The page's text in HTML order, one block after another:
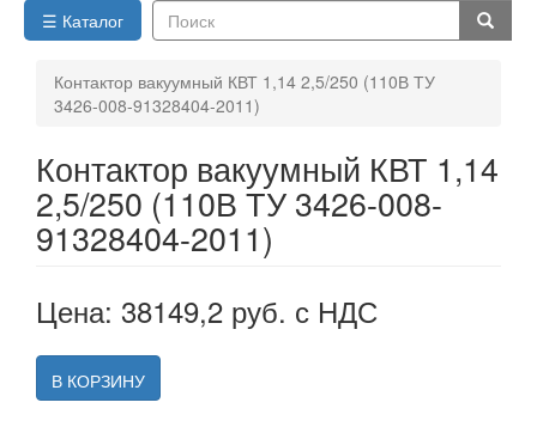
☰ Каталог
Контактор вакуумный КВТ 1,14 2,5/250 (110В ТУ
3426-008-91328404-2011)
Контактор вакуумный КВТ 1,14
2,5/250 (110В ТУ 3426-008-
91328404-2011)
Цена: 38149,2 руб. с НДС
В КОРЗИНУ